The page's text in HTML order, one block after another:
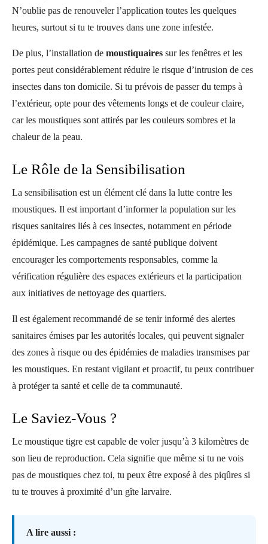
N’oublie pas de renouveler l’application toutes les quelques
heures, surtout si tu te trouves dans une zone infestée.
De plus, l’installation de moustiquaires sur les fenêtres et les
portes peut considérablement réduire le risque d’intrusion de ces
insectes dans ton domicile. Si tu prévois de passer du temps à
l’extérieur, opte pour des vêtements longs et de couleur claire,
car les moustiques sont attirés par les couleurs sombres et la
chaleur de la peau.
Le Rôle de la Sensibilisation
La sensibilisation est un élément clé dans la lutte contre les
moustiques. Il est important d’informer la population sur les
risques sanitaires liés à ces insectes, notamment en période
épidémique. Les campagnes de santé publique doivent
encourager les comportements responsables, comme la
vérification régulière des espaces extérieurs et la participation
aux initiatives de nettoyage des quartiers.
Il est également recommandé de se tenir informé des alertes
sanitaires émises par les autorités locales, qui peuvent signaler
des zones à risque ou des épidémies de maladies transmises par
les moustiques. En restant vigilant et proactif, tu peux contribuer
à protéger ta santé et celle de ta communauté.
Le Saviez-Vous ?
Le moustique tigre est capable de voler jusqu’à 3 kilomètres de
son lieu de reproduction. Cela signifie que même si tu ne vois
pas de moustiques chez toi, tu peux être exposé à des piqûres si
tu te trouves à proximité d’un gîte larvaire.
A lire aussi :